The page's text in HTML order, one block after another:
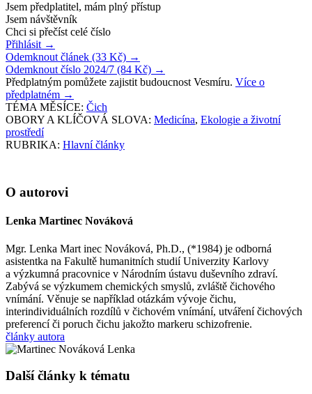
Jsem předplatitel, mám plný přístup
Jsem návštěvník
Chci si přečíst celé číslo
Přihlásit →
Odemknout článek (33 Kč) →
Odemknout číslo 2024/7 (84 Kč) →
Předplatným pomůžete zajistit budoucnost Vesmíru. Více o
předplatném →
TÉMA MĚSÍCE: Čich
OBORY A KLÍČOVÁ SLOVA: Medicína, Ekologie a životní
prostředí
RUBRIKA: Hlavní články
O autorovi
Lenka Martinec Nováková
Mgr. Lenka Mart inec Nováková, Ph.D., (*1984) je odborná
asistentka na Fakultě humanitních studií Univerzity Karlovy
a výzkumná pracovnice v Národním ústavu duševního zdraví.
Zabývá se výzkumem chemických smyslů, zvláště čichového
vnímání. Věnuje se například otázkám vývoje čichu,
interindividuálních rozdílů v čichovém vnímání, utváření čichových
preferencí či poruch čichu jakožto markeru schizofrenie.
články autora
Další články k tématu